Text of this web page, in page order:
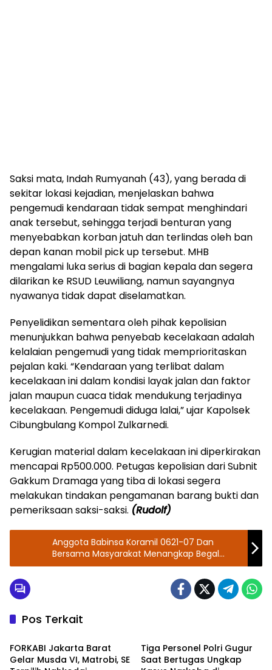
Saksi mata, Indah Rumyanah (43), yang berada di
sekitar lokasi kejadian, menjelaskan bahwa
pengemudi kendaraan tidak sempat menghindari
anak tersebut, sehingga terjadi benturan yang
menyebabkan korban jatuh dan terlindas oleh ban
depan kanan mobil pick up tersebut. MHB
mengalami luka serius di bagian kepala dan segera
dilarikan ke RSUD Leuwiliang, namun sayangnya
nyawanya tidak dapat diselamatkan.
Penyelidikan sementara oleh pihak kepolisian
menunjukkan bahwa penyebab kecelakaan adalah
kelalaian pengemudi yang tidak memprioritaskan
pejalan kaki. “Kendaraan yang terlibat dalam
kecelakaan ini dalam kondisi layak jalan dan faktor
jalan maupun cuaca tidak mendukung terjadinya
kecelakaan. Pengemudi diduga lalai,” ujar Kapolsek
Cibungbulang Kompol Zulkarnedi.
Kerugian material dalam kecelakaan ini diperkirakan
mencapai Rp500.000. Petugas kepolisian dari Subnit
Gakkum Dramaga yang tiba di lokasi segera
melakukan tindakan pengamanan barang bukti dan
pemeriksaan saksi-saksi. (Rudolf)
Anggota Babinsa Koramil 0621-07 Dan
Bersama Masyarakat Menangkap Begal
Motor Yang Meresahkan di Desa Sinar Galih
Pos Terkait
Berita
FORKABI Jakarta Barat
Gelar Musda VI, Matrobi, SE
Tiga Personel Polri Gugur
Saat Bertugas Ungkap